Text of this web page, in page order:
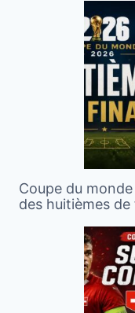
Coupe du
des huitièmes de